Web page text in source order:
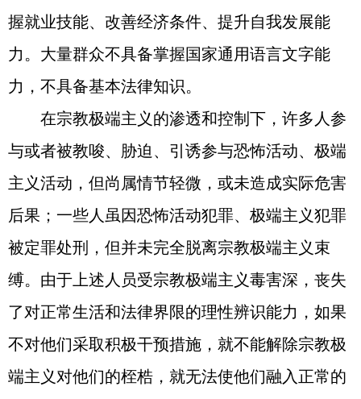
握就业技能、改善经济条件、提升自我发展能
力。大量群众不具备掌握国家通用语言文字能
力，不具备基本法律知识。
在宗教极端主义的渗透和控制下，许多人参
与或者被教唆、胁迫、引诱参与恐怖活动、极端
主义活动，但尚属情节轻微，或未造成实际危害
后果；一些人虽因恐怖活动犯罪、极端主义犯罪
被定罪处刑，但并未完全脱离宗教极端主义束
缚。由于上述人员受宗教极端主义毒害深，丧失
了对正常生活和法律界限的理性辨识能力，如果
不对他们采取积极干预措施，就不能解除宗教极
端主义对他们的桎梏，就无法使他们融入正常的